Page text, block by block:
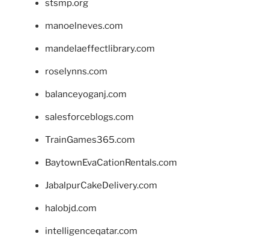
stsmp.org
manoelneves.com
mandelaeffectlibrary.com
roselynns.com
balanceyoganj.com
salesforceblogs.com
TrainGames365.com
BaytownEvaCationRentals.com
JabalpurCakeDelivery.com
halobjd.com
intelligenceqatar.com